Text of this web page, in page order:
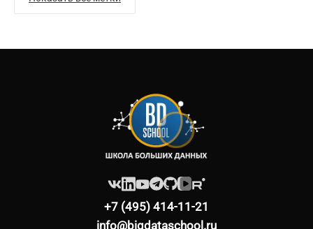
+7 (495) 414-11-21
info@bigdataschool.ru